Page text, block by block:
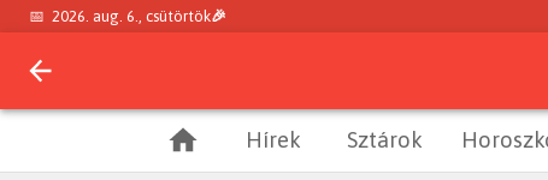
📅 2026. aug. 6., csütörtök🎉
Hírek Sztárok